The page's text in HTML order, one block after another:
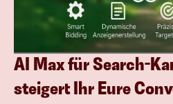
AI Max für Search-
steigert Ihr Eure